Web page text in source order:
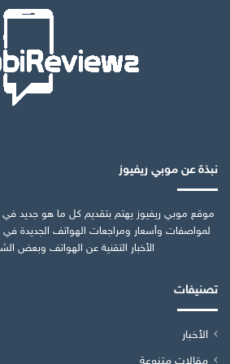
نبذة عن موبي ريفيوز
موقع موبي ريفيوز يهتم بتقديم كل ما هو جديد
لمواصفات وأسعار ومراجعات الهواتف الجديدة
الأخبار التقنية عن الهواتف وبعض
تصنيفات
الأخبار